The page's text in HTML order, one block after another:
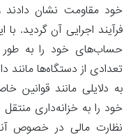
خود مقاومت نشان
فرآیند اجرایی آن گردید.
حساب‌های خود را به طور
تعدادی از دستگاه‌ها مانند
به دلایلی مانند
خود را به خزانه‌داری
نظارت مالی در خصوص